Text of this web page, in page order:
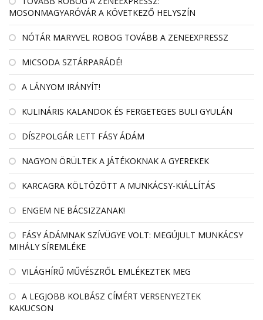
MOSONMAGYARÓVÁR A KÖVETKEZŐ HELYSZÍN
NÓTÁR MARYVEL ROBOG TOVÁBB A ZENEEXPRESSZ
MICSODA SZTÁRPARÁDÉ!
A LÁNYOM IRÁNYÍT!
KULINÁRIS KALANDOK ÉS FERGETEGES BULI GYULÁN
DÍSZPOLGÁR LETT FÁSY ÁDÁM
NAGYON ÖRÜLTEK A JÁTÉKOKNAK A GYEREKEK
KARCAGRA KÖLTÖZÖTT A MUNKÁCSY-KIÁLLÍTÁS
ENGEM NE BÁCSIZZANAK!
FÁSY ÁDÁMNAK SZÍVÜGYE VOLT: MEGÚJULT MUNKÁCSY
MIHÁLY SÍREMLÉKE
VILÁGHÍRŰ MŰVÉSZRŐL EMLÉKEZTEK MEG
A LEGJOBB KOLBÁSZ CÍMÉRT VERSENYEZTEK
KAKUCSON